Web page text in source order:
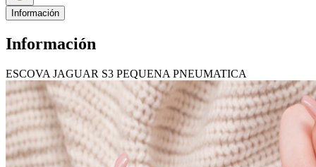
Información
Información
ESCOVA JAGUAR S3 PEQUENA PNEUMATICA